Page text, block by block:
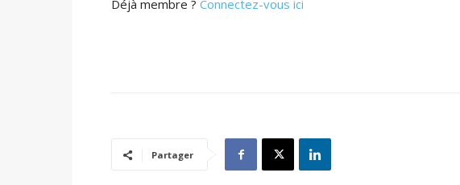
Déjà membre ? Connectez-vous ici
Partager